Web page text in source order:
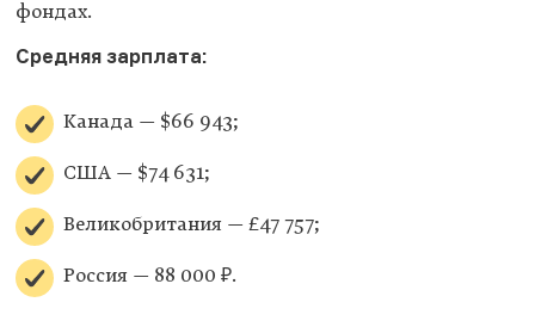
фондах.
Средняя зарплата:
Канада — $66 943;
США — $74 631;
Великобритания — £47 757;
Россия — 88 000 ₽.